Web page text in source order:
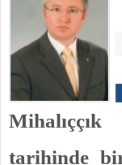
Mihalıççık
tarihinde